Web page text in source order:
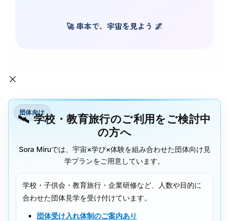
🚀 串本で、宇宙を見よう 🌌
×
団体向け
学校・教育旅行のご利用をご検討中
の方へ
Sora Miruでは、宇宙×学び×体験を組み合わせた団体向け見
学プランをご用意しています。
学校・子供会・教育旅行・企業研修など、人数や目的に
合わせた団体見学を受け付けています。
団体受け入れ体制のご案内あり